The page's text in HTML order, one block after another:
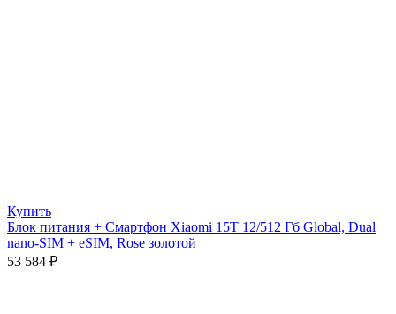
Купить
Блок питания + Смартфон Xiaomi 15T 12/512 Гб Global, Dual
nano-SIM + eSIM, Rose золотой
53 584 ₽